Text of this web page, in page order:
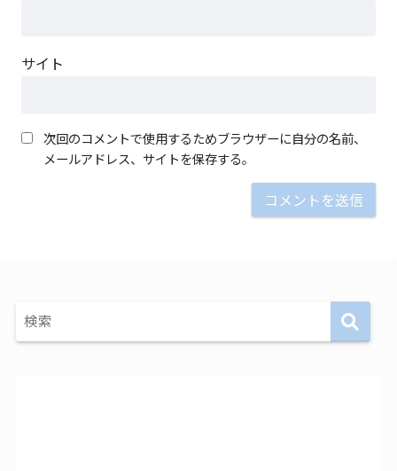
サイト
次回のコメントで使用するためブラウザーに自分の名前、
メールアドレス、サイトを保存する。